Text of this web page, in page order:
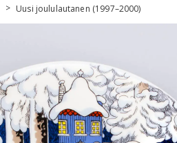
> Uusi joululautanen (1997–2000)